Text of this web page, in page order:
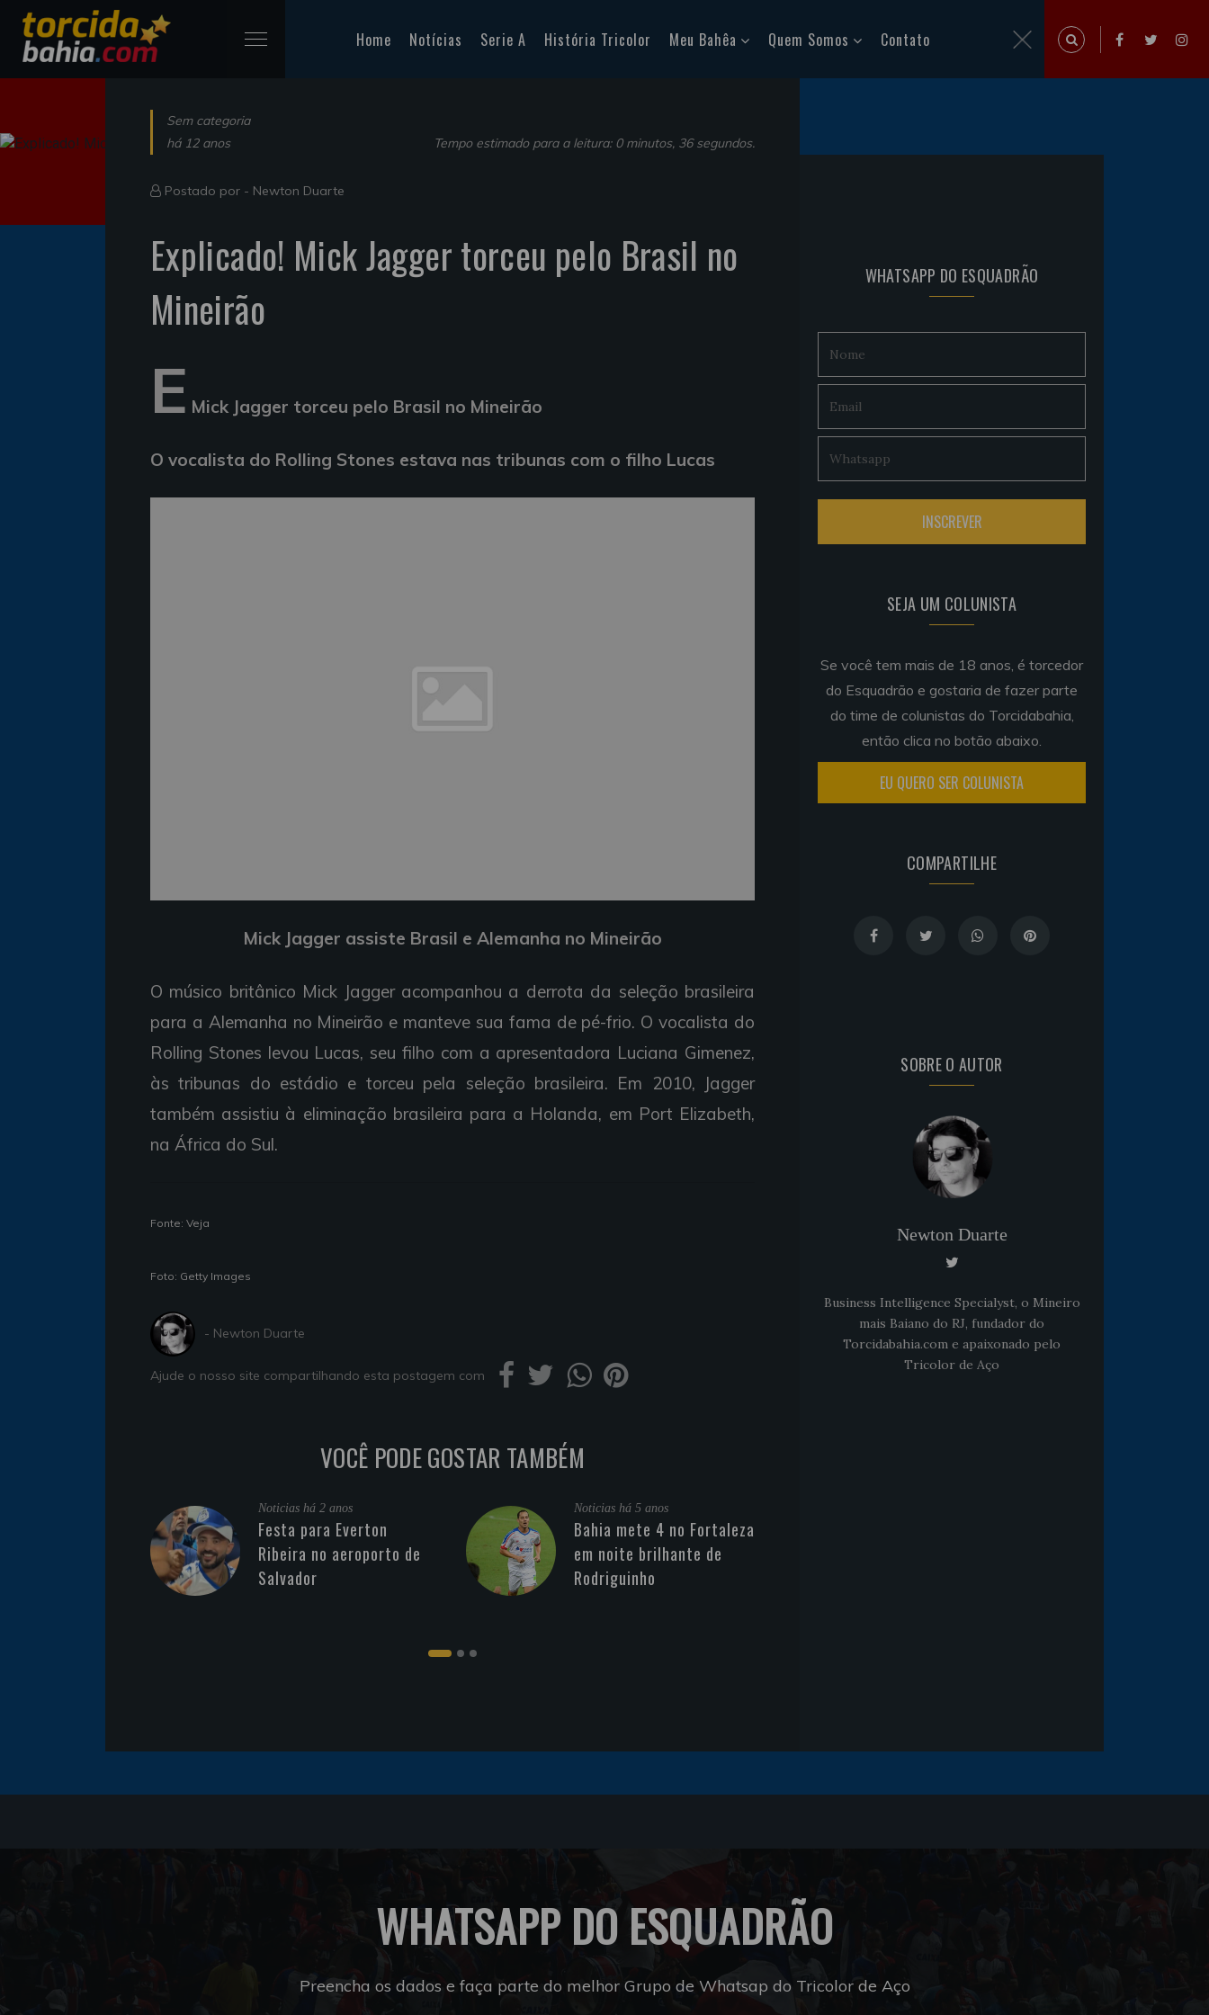
Home Notícias Serie A História Tricolor Meu Bahêa Quem Somos Contato
Sem categoria
há 12 anos
Tempo estimado para a leitura: 0 minutos, 36 segundos.
Postado por - Newton Duarte
Explicado! Mick Jagger torceu pelo Brasil no
Mineirão
E Mick Jagger torceu pelo Brasil no Mineirão
O vocalista do Rolling Stones estava nas tribunas com o filho Lucas
Mick Jagger assiste Brasil e Alemanha no Mineirão
O músico britânico Mick Jagger acompanhou a derrota da seleção brasileira
para a Alemanha no Mineirão e manteve sua fama de pé-frio. O vocalista do
Rolling Stones levou Lucas, seu filho com a apresentadora Luciana Gimenez,
às tribunas do estádio e torceu pela seleção brasileira. Em 2010, Jagger
também assistiu à eliminação brasileira para a Holanda, em Port Elizabeth,
na África do Sul.
Fonte: Veja
Foto: Getty Images
- Newton Duarte
Ajude o nosso site compartilhando esta postagem com
VOCÊ PODE GOSTAR TAMBÉM
Noticias há 2 anos
Festa para Everton
Ribeira no aeroporto de
Salvador
Noticias há 5 anos
Bahia mete 4 no Fortaleza
em noite brilhante de
Rodriguinho
WHATSAPP DO ESQUADRÃO
SEJA UM COLUNISTA
Se você tem mais de 18 anos, é torcedor
do Esquadrão e gostaria de fazer parte
do time de colunistas do Torcidabahia,
então clica no botão abaixo.
EU QUERO SER COLUNISTA
COMPARTILHE
SOBRE O AUTOR
Newton Duarte
Business Intelligence Specialyst, o Mineiro
mais Baiano do RJ, fundador do
Torcidabahia.com e apaixonado pelo
Tricolor de Aço
WHATSAPP DO ESQUADRÃO
Preencha os dados e faça parte do melhor Grupo de Whatsap do Tricolor de Aço